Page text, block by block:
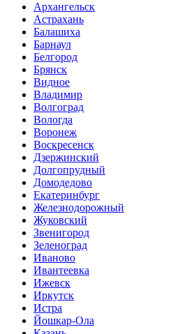
Архангельск
Астрахань
Балашиха
Барнаул
Белгород
Брянск
Видное
Владимир
Волгоград
Вологда
Воронеж
Воскресенск
Дзержинский
Долгопрудный
Домодедово
Екатеринбург
Железнодорожный
Жуковский
Звенигород
Зеленоград
Иваново
Ивантеевка
Ижевск
Иркутск
Истра
Йошкар-Ола